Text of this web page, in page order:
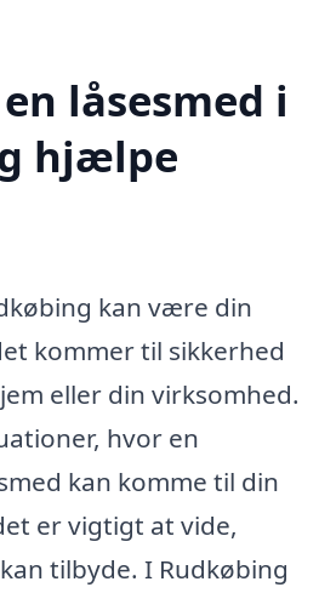
låsesmed i
hjælpe
kan være din
kommer til sikkerhed
eller din virksomhed.
hvor en
kan komme til din
er vigtigt at vide,
tilbyde. I Rudkøbing